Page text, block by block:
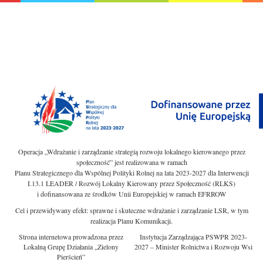
Operacja „Wdrażanie i zarządzanie strategią rozwoju lokalnego kierowanego przez
społeczność” jest realizowana w ramach
Planu Strategicznego dla Wspólnej Polityki Rolnej na lata 2023-2027 dla Interwencji
I.13.1 LEADER / Rozwój Lokalny Kierowany przez Społeczność (RLKS)
i dofinansowana ze środków Unii Europejskiej w ramach EFRROW
Cel i przewidywany efekt: sprawne i skuteczne wdrażanie i zarządzanie LSR, w tym
realizacja Planu Komunikacji.
Strona internetowa prowadzona przez
Lokalną Grupę Działania „Zielony
Pierścień”
Instytucja Zarządzająca PSWPR 2023-
2027 – Minister Rolnictwa i Rozwoju Wsi